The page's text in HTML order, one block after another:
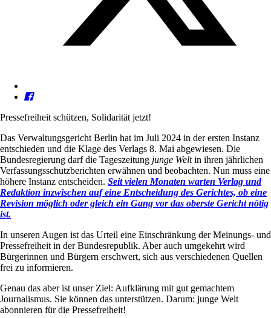
Pressefreiheit schützen, Solidarität jetzt!
Das Verwaltungsgericht Berlin hat im Juli 2024 in der ersten Instanz
entschieden und die Klage des Verlags 8. Mai abgewiesen. Die
Bundesregierung darf die Tageszeitung junge Weltin ihren jährlichen
Verfassungsschutzberichten erwähnen und beobachten. Nun muss eine
höhere Instanz entscheiden. Seit vielen Monaten warten Verlag und
Redaktion inzwischen auf eine Entscheidung des Gerichtes, ob eine
Revision möglich oder gleich ein Gang vor das oberste Gericht nötig
ist.
In unseren Augen ist das Urteil eine Einschränkung der Meinungs- und
Pressefreiheit in der Bundesrepublik. Aber auch umgekehrt wird
Bürgerinnen und Bürgern erschwert, sich aus verschiedenen Quellen
frei zu informieren.
Genau das aber ist unser Ziel: Aufklärung mit gut gemachtem
Journalismus. Sie können das unterstützen. Darum: junge Welt
abonnieren für die Pressefreiheit!